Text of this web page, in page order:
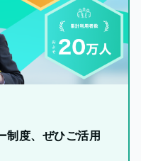
制度、ぜひご活用